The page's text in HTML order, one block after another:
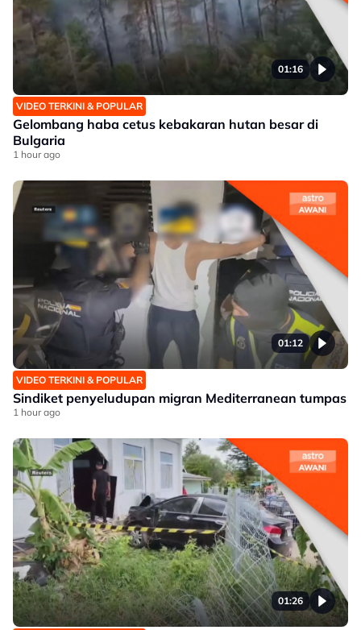
01:16
VIDEO TERKINI & POPULAR
Gelombang haba cetus kebakaran hutan besar di
Bulgaria
1 hour ago
01:12
VIDEO TERKINI & POPULAR
Sindiket penyeludupan migran Mediterranean tumpas
1 hour ago
01:26